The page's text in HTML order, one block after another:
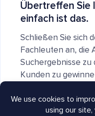
Übertreffen Sie
einfach ist das.
Schließen Sie sich
Fachleuten an, die
Suchergebnisse zu
Kunden zu
(Sofortiger